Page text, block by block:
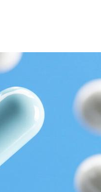
三星电子和SK海力士，甚